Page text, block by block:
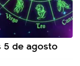
5 de agosto